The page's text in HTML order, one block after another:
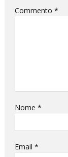
volta
l’impatto
Commento *
Nome *
Email *